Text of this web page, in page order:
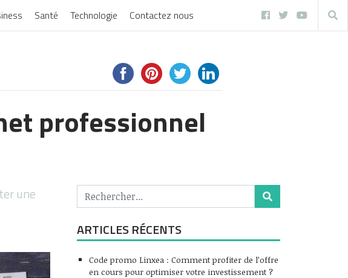
Santé Technologie Contactez nous
professionnel
une
ARTICLES RÉCENTS
Code promo Linxea : Comment profiter de l’offre
en cours pour optimiser votre investissement ?